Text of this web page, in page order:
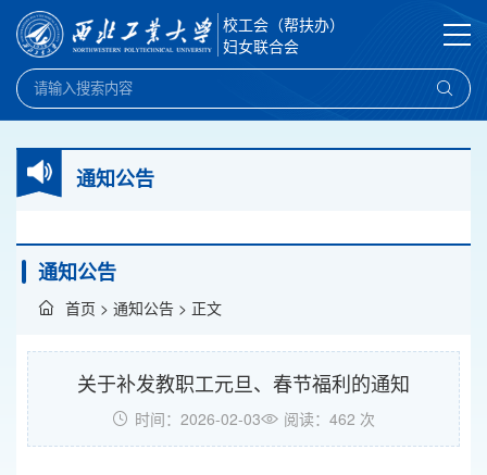
校工会（帮扶办）
妇女联合会
通知公告
通知公告
首页 > 通知公告 > 正文
关于补发教职工元旦、春节福利的通知
时间：2026-02-03 阅读： 462 次